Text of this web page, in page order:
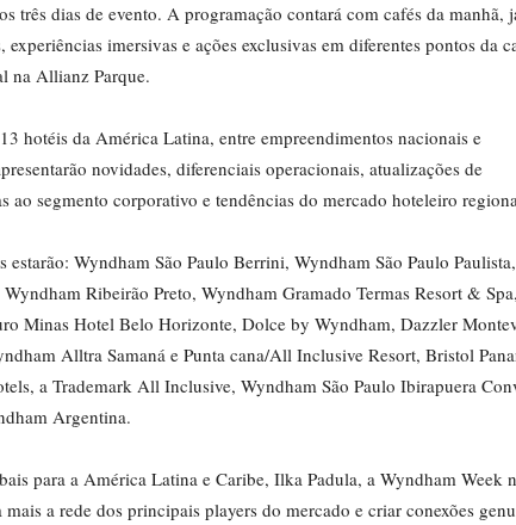
três dias de evento. A programação contará com cafés da manhã,
imersivas e ações exclusivas em diferentes pontos da
na Allianz Parque.
hotéis da América Latina, entre empreendimentos nacionais e
novidades, diferenciais operacionais, atualizações de
ao segmento corporativo e tendências do mercado hoteleiro
estarão: Wyndham São Paulo Berrini, Wyndham São Paulo Paulista,
Ribeirão Preto, Wyndham Gramado Termas Resort & Spa,
Minas Hotel Belo Horizonte, Dolce by Wyndham, Dazzler
Alltra Samaná e Punta cana/All Inclusive Resort, Bristol
a Trademark All Inclusive, Wyndham São Paulo Ibirapuera
Argentina.
para a América Latina e Caribe, Ilka Padula, a Wyndham Week
a rede dos principais players do mercado e criar conexões